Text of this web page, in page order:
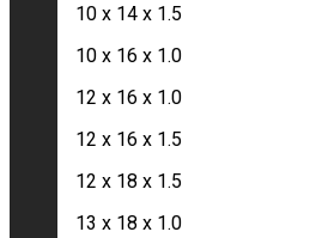
10 x 14 x 1.5
10 x 16 x 1.0
12 x 16 x 1.0
12 x 16 x 1.5
12 x 18 x 1.5
13 x 18 x 1.0